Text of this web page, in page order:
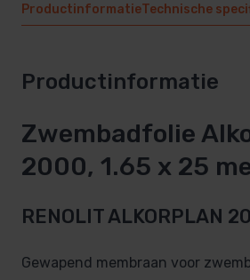
ProductinformatieTechnische
Productinformatie
Zwembadfolie
2000, 1.65 x 25
RENOLIT ALKORPLAN
Gewapend membraan voor